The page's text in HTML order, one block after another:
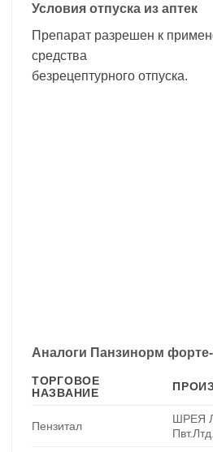
Условия отпуска из аптек
Препарат разрешен к
средства
безрецептурного отпуска.
Аналоги Панзинорм
ТОРГОВОЕ
НАЗВАНИЕ
Пензитал
ШРЕЯ
Пвт.Лтд.